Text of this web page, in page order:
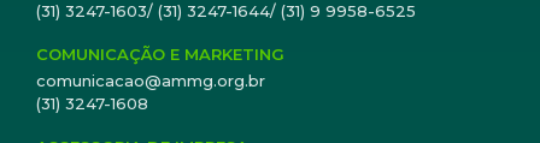
(31) 3247-1603/ (31) 3247-1644/ (31) 9 9958-6525
COMUNICAÇÃO E MARKETING
comunicacao@ammg.org.br
(31) 3247-1608